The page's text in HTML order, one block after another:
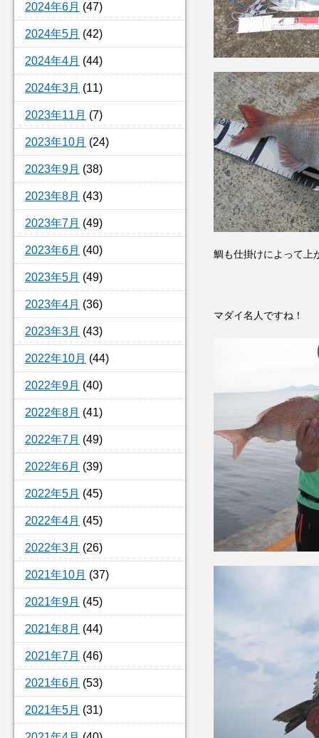
2024年6月 (47)
2024年5月 (42)
2024年4月 (44)
2024年3月 (11)
2023年11月 (7)
2023年10月 (24)
2023年9月 (38)
2023年8月 (43)
2023年7月 (49)
2023年6月 (40)
2023年5月 (49)
2023年4月 (36)
2023年3月 (43)
2022年10月 (44)
2022年9月 (40)
2022年8月 (41)
2022年7月 (49)
2022年6月 (39)
2022年5月 (45)
2022年4月 (45)
2022年3月 (26)
2021年10月 (37)
2021年9月 (45)
2021年8月 (44)
2021年7月 (46)
2021年6月 (53)
2021年5月 (31)
鯛も仕掛けによって上
マダイ名人ですね！